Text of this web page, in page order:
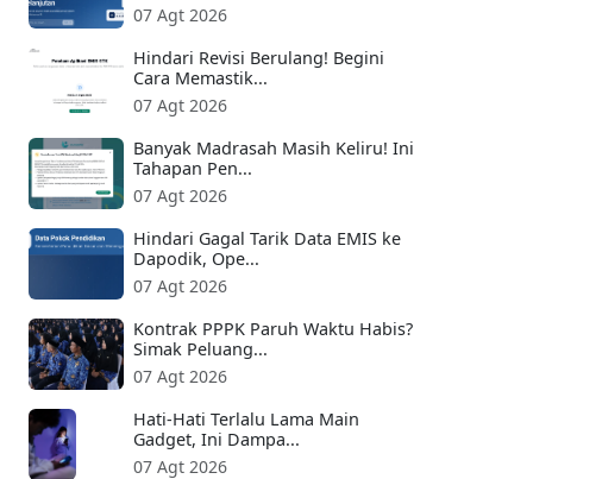
07 Agt 2026
Hindari Revisi Berulang! Begini
Cara Memastik...
07 Agt 2026
Banyak Madrasah Masih Keliru! Ini
Tahapan Pen...
07 Agt 2026
Hindari Gagal Tarik Data EMIS ke
Dapodik, Ope...
07 Agt 2026
Kontrak PPPK Paruh Waktu Habis?
Simak Peluang...
07 Agt 2026
Hati-Hati Terlalu Lama Main
Gadget, Ini Dampa...
07 Agt 2026